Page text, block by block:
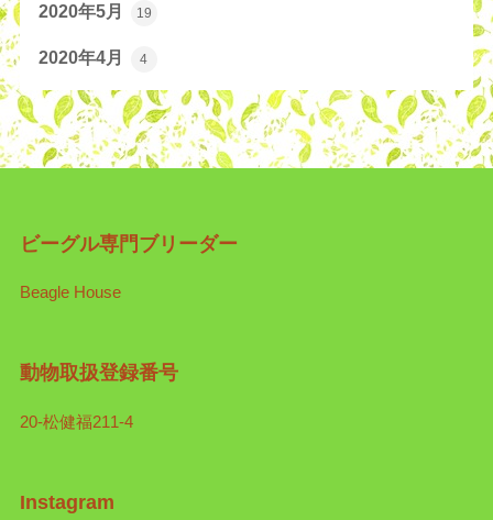
2020年5月 19
2020年4月 4
ビーグル専門ブリーダー
Beagle House
動物取扱登録番号
20-松健福211-4
Instagram